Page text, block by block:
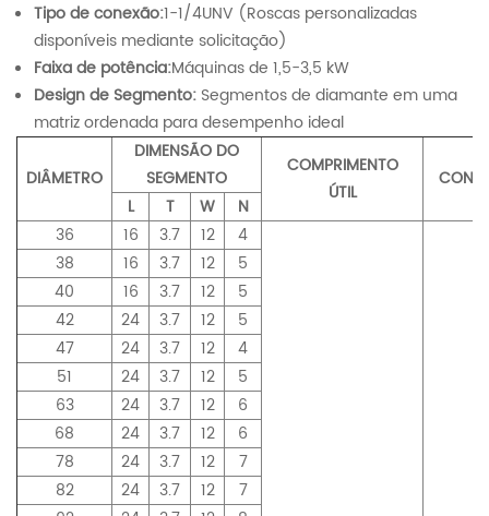
Tipo de conexão:1-1/4UNV (Roscas personalizadas
disponíveis mediante solicitação)
Faixa de potência:Máquinas de 1,5-3,5 kW
Design de Segmento: Segmentos de diamante em uma
matriz ordenada para desempenho ideal
DIÂMETRO
DIMENSÃO DO
SEGMENTO
COMPRIMENTO
ÚTIL
L
T W
N
36
16 3.7 12 4
38 16 3.7 12
5
40
16 3.7 12
5
42
24 3.7 12
5
47
24 3.7 12
4
51
24 3.7 12
5
63
24 3.7 12
6
68
24 3.7 12
6
78
24 3.7 12
7
82
24 3.7 12
7